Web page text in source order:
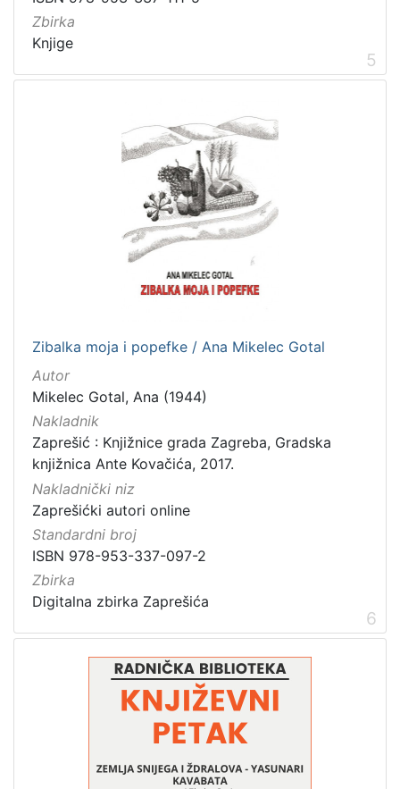
Zbirka
Knjige
5
Zibalka moja i popefke / Ana Mikelec Gotal
Autor
Mikelec Gotal, Ana (1944)
Nakladnik
Zaprešić : Knjižnice grada Zagreba, Gradska
knjižnica Ante Kovačića, 2017.
Nakladnički niz
Zaprešićki autori online
Standardni broj
ISBN 978-953-337-097-2
Zbirka
Digitalna zbirka Zaprešića
6